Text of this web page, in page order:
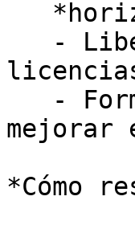
mejorar
*Cómo